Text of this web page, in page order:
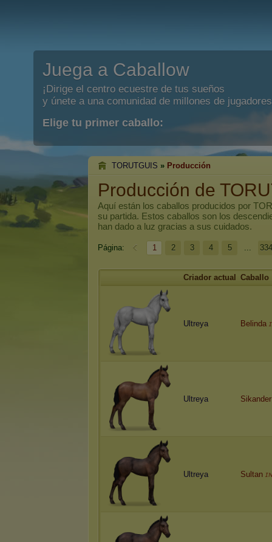
Juega a Caballow
¡Dirige el centro ecuestre de tus sueños
y únete a una comunidad de millones de
Elige tu primer caballo:
TORUTGUIS » Producción
Producción de
Aquí están los caballos producidos por
su partida. Estos caballos son los
han dado a luz gracias a sus cuidados.
Página: 1 2 3 4 5 ... 334
Criador actual Caballo
Ultreya Belinda
Ultreya Sikander
Ultreya Sultan